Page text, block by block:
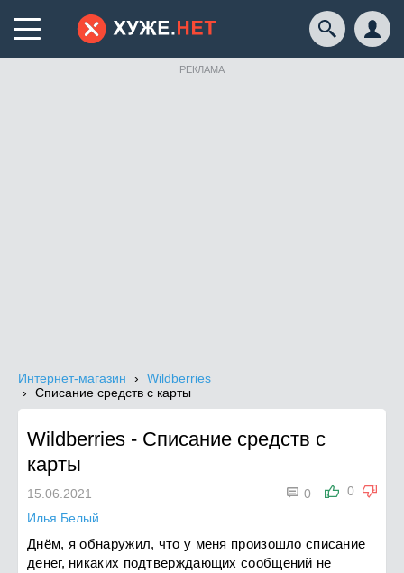
РЕКЛАМА
Интернет-магазин
Wildberries
Списание средств с карты
Wildberries - Списание средств с
карты
0
 0
15.06.2021
Илья Белый
Днём, я обнаружил, что у меня произошло списание
денег, никаких подтверждающих сообщений не